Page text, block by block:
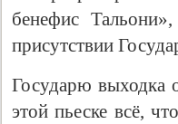
бенефис
присутствии
Государю выходка
этой пьеске всё,